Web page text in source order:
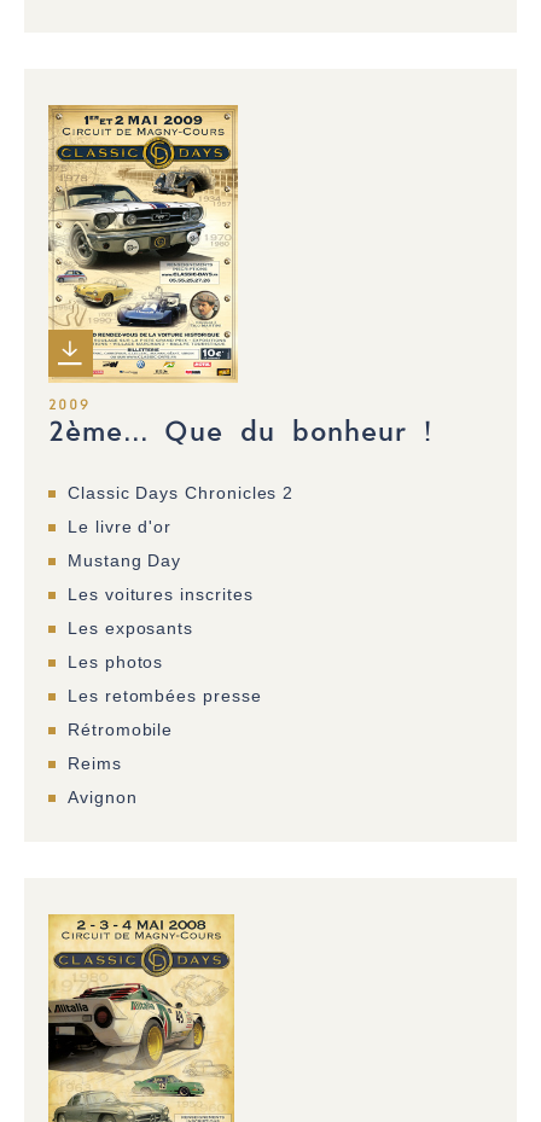
2009
2ème... Que du bonheur !
Classic Days Chronicles 2
Le livre d'or
Mustang Day
Les voitures inscrites
Les exposants
Les photos
Les retombées presse
Rétromobile
Reims
Avignon